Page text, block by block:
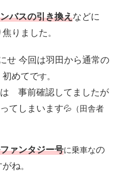
バスの引き換えなどに
りました 。
せ 今回は羽田から通常の
初めてです。
事前確認してましたが
てしまいます💦（田舎者
ァンタジー号に乗車なの
がね。